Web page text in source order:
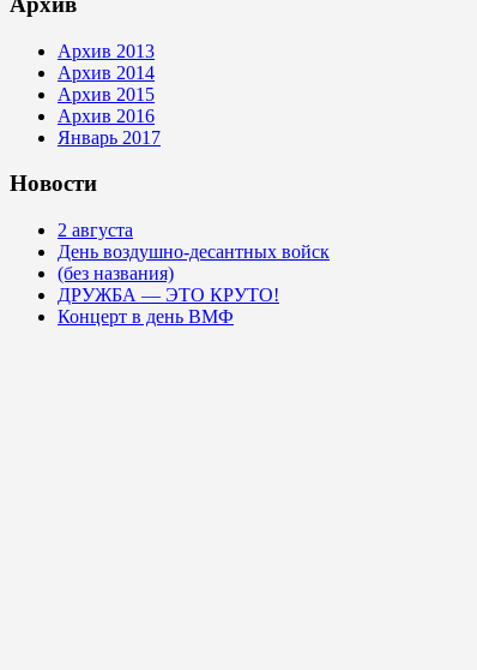
Архив 2013
Архив 2014
Архив 2015
Архив 2016
Январь 2017
Новости
2 августа
День воздушно-десантных войск
(без названия)
ДРУЖБА — ЭТО КРУТО!
Концерт в день ВМФ